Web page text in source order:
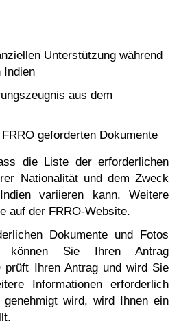
Unterstützung während
Indien
aus dem
geforderten Dokumente
die Liste der erforderlichen
Nationalität und dem Zweck
variieren kann. Weitere
auf der FRRO-Website.
Dokumente und Fotos
können Sie Ihren Antrag
prüft Ihren Antrag und wird Sie
Informationen erforderlich
wird, wird Ihnen ein